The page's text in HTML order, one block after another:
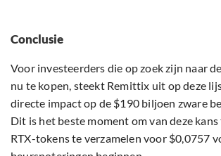
Conclusie
Voor investeerders die op zoek zijn naar
nu te kopen, steekt Remittix uit op deze
directe impact op de $190 biljoen zware
Dit is het beste moment om van deze
RTX-tokens te verzamelen voor $0,0757